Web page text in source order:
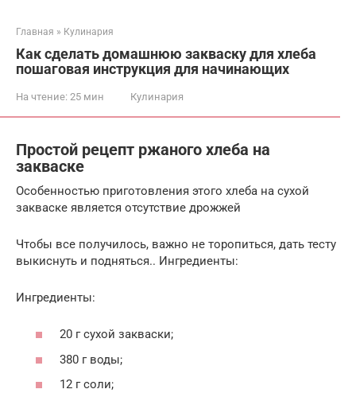
Главная » Кулинария
Как сделать домашнюю закваску для хлеба
пошаговая инструкция для начинающих
На чтение: 25 мин Кулинария
Простой рецепт ржаного хлеба на
закваске
Особенностью приготовления этого хлеба на сухой
закваске является отсутствие дрожжей
Чтобы все получилось, важно не торопиться, дать тесту
выкиснуть и подняться.. Ингредиенты:
Ингредиенты:
20 г сухой закваски;
380 г воды;
12 г соли;